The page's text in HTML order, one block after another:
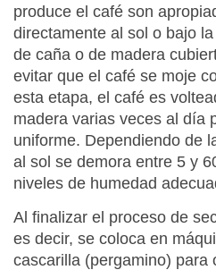
produce el café son
directamente al sol o bajo
de caña o de madera
evitar que el café se moje
esta etapa, el café es
madera varias veces al día
uniforme. Dependiendo de
al sol se demora entre 5 y
niveles de humedad
Al finalizar el proceso de
es decir, se coloca en
cascarilla (pergamino) para